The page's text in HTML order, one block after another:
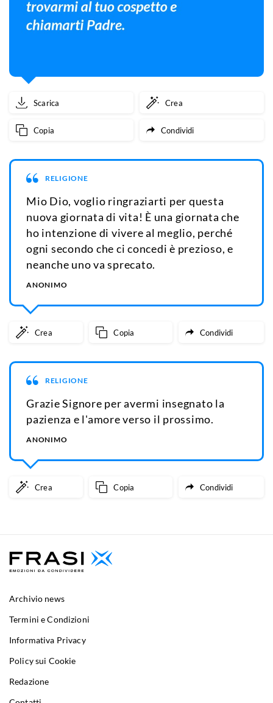
Scarica Crea
Copia Condividi
RELIGIONE
Mio Dio, voglio ringraziarti per questa
nuova giornata di vita! È una giornata che
ho intenzione di vivere al meglio, perché
ogni secondo che ci concedi è prezioso, e
neanche uno va sprecato.
ANONIMO
Crea Copia Condividi
RELIGIONE
Grazie Signore per avermi insegnato la
pazienza e l'amore verso il prossimo.
ANONIMO
Crea Copia Condividi
Archivio news
Termini e Condizioni
Informativa Privacy
Policy sui Cookie
Redazione